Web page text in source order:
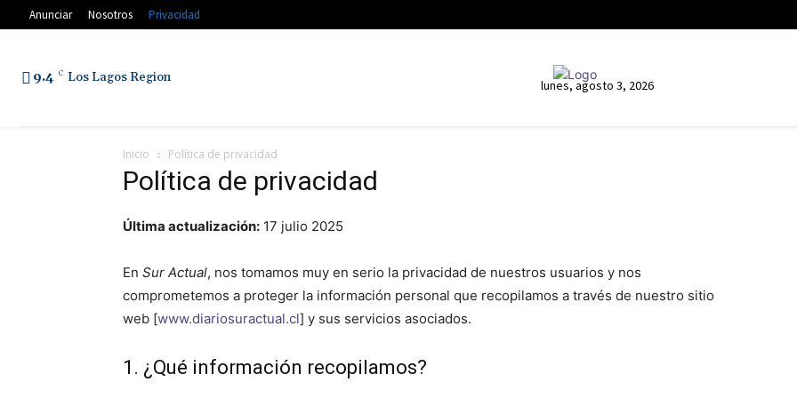
Anunciar Nosotros Privacidad
9.4 C Los Lagos Region lunes, agosto 3, 2026
Inicio Política de privacidad
Política de privacidad
Última actualización: 17 julio 2025
En Sur Actual, nos tomamos muy en serio la privacidad de nuestros usuarios y nos
comprometemos a proteger la información personal que recopilamos a través de nuestro sitio
web [www.diariosuractual.cl] y sus servicios asociados.
1. ¿Qué información recopilamos?